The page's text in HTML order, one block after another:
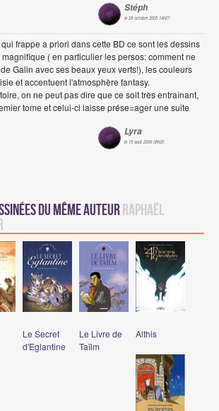
Stéph
le 28 octobre 2005 14h07
frappe a priori dans cette BD ce sont les dessins
( en particulier les persos: comment ne
Galin avec ses beaux yeux verts!), les couleurs
et accentuent l'atmosphère fantasy.
on ne peut pas dire que ce soit très entraînant,
tome et celui-ci laisse prése=ager une suite
Lyra
le 15 août 2006 08h20
du même auteur Raphaël
Le Secret
d'Eglantine
Le Livre de
Taïlm
Althis